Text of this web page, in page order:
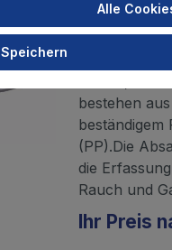
75, 420
bestehen
(PP).Die
die
Rauch und
Ihr Preis
Alle
Speichern